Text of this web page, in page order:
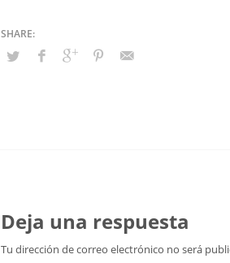
Deja una respuesta
Tu dirección de correo electrónico no será